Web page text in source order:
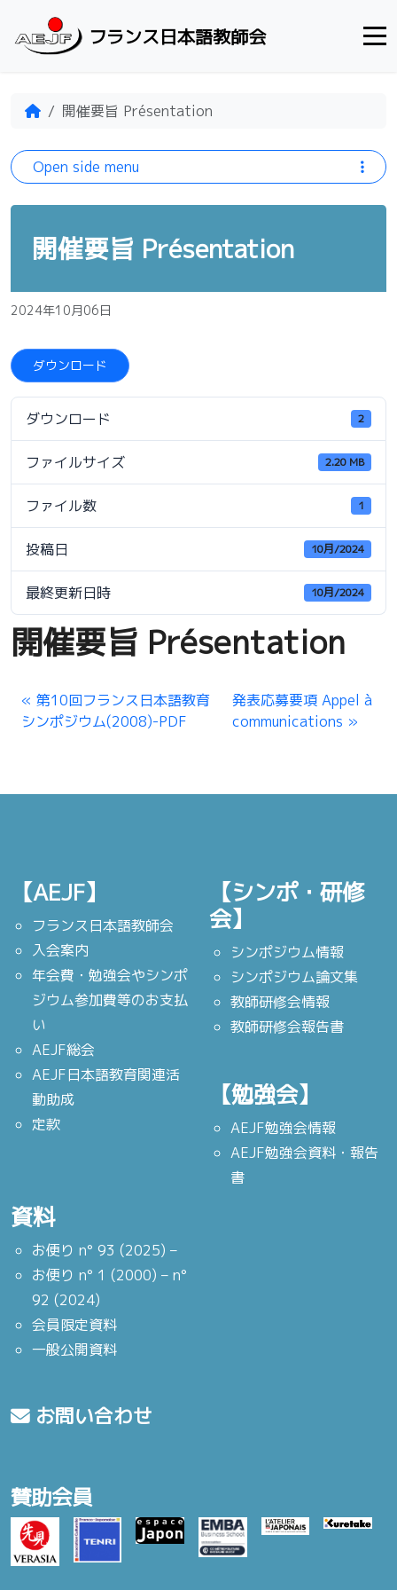
フランス日本語教師会
Home開催要旨 Présentation
開催要旨 Présentation
2024年10月06日
ダウンロード
ダウンロード 2
ファイルサイズ 2.20 MB
ファイル数 1
投稿日 10月/2024
最終更新日時 10月/2024
開催要旨 Présentation
第10回フランス日本語教育
シンポジウム(2008)-PDF
発表応募要項 Appel à
communications
Open side menu
【AEJF】
フランス日本語教師会
入会案内
年会費・勉強会やシンポ
ジウム参加費等のお支払
い
AEJF総会
AEJF日本語教育関連活
動助成
定款
【シンポ・研修
会】
シンポジウム情報
シンポジウム論文集
教師研修会情報
教師研修会報告書
【勉強会】
AEJF勉強会情報
AEJF勉強会資料・報告
書
資料
お便り n° 93 (2025) –
お便り n° 1 (2000) – n°
92 (2024)
会員限定資料
一般公開資料
お問い合わせ
賛助会員